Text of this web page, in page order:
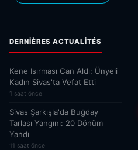
DERNIÈRES ACTUALITÉS
Kene Isırması Can Aldı: Ünyeli
Kadın Sivas'ta Vefat Etti
1 saat önce
Sivas Şarkışla'da Buğday
Tarlası Yangını: 20 Dönüm
Yandı
11 saat önce